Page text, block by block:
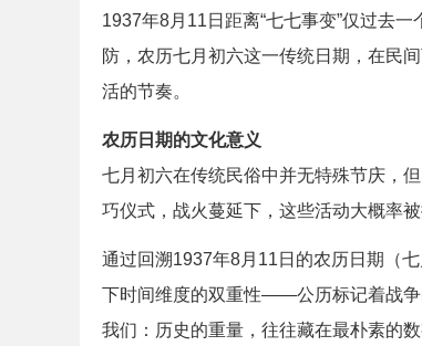
1937年8月11日距离“七七事变”仅过去
防，农历七月初六这一传统日期，在民
活的节奏。
农历日期的文化意义
七月初六在传统民俗中并无特殊节庆，
巧仪式，战火蔓延下，这些活动大概率
通过回溯1937年8月11日的农历日期（
下时间维度的双重性——公历标记着战争
我们：历史的重量，往往藏在最朴素的数